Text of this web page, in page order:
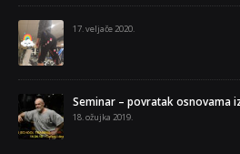
osnovama izvođenja čučnja i dead lifta